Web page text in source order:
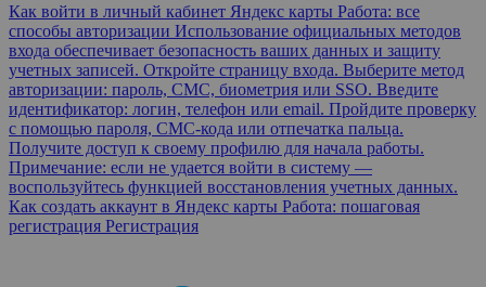
Как войти в личный кабинет Яндекс карты Работа: все
способы авторизации Использование официальных методов
входа обеспечивает безопасность ваших данных и защиту
учетных записей. Откройте страницу входа. Выберите метод
авторизации: пароль, СМС, биометрия или SSO. Введите
идентификатор: логин, телефон или email. Пройдите проверку
с помощью пароля, СМС-кода или отпечатка пальца.
Получите доступ к своему профилю для начала работы.
Примечание: если не удается войти в систему —
воспользуйтесь функцией восстановления учетных данных.
Как создать аккаунт в Яндекс карты Работа: пошаговая
регистрация Регистрация